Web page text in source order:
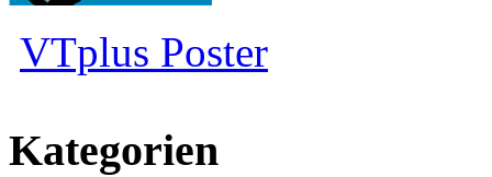
VTplus Poster
Kategorien